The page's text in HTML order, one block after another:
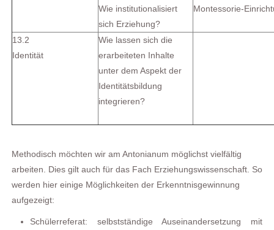
Wie institutionalisiert
sich Erziehung?
Montessorie-
13.2
Identität
Wie lassen sich die
erarbeiteten Inhalte
unter dem Aspekt der
Identitätsbildung
integrieren?
Methodisch möchten wir am Antonianum möglichst vielfältig
arbeiten. Dies gilt auch für das Fach Erziehungswissenschaft. So
werden hier einige Möglichkeiten der Erkenntnisgewinnung
aufgezeigt:
Schülerreferat: selbstständige Auseinandersetzung mit